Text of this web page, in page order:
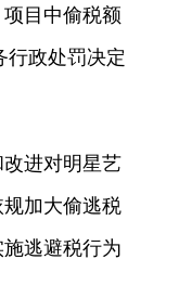
目中偷税额
行政处罚决定
进对明星艺
加大偷逃税
逃避税行为